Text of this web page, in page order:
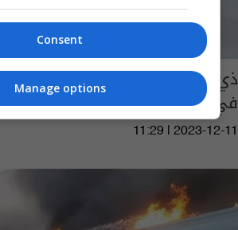
ذي قار.. القبض على متهم بالقتل
في وقت قياسي
11:29 | 2023-12-11
Consent
Manage options